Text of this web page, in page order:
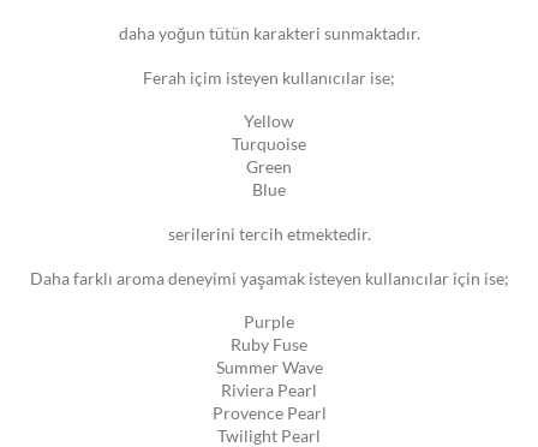
daha yoğun tütün karakteri sunmaktadır.
Ferah içim isteyen kullanıcılar ise;
Yellow
Turquoise
Green
Blue
serilerini tercih etmektedir.
Daha farklı aroma deneyimi yaşamak isteyen kullanıcılar için ise;
Purple
Ruby Fuse
Summer Wave
Riviera Pearl
Provence Pearl
Twilight Pearl